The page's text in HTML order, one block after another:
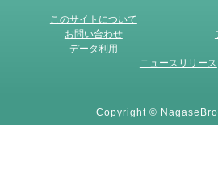
このサイトについて
お問い合わせ
データ利用
ニュースリリース
Copyright ©